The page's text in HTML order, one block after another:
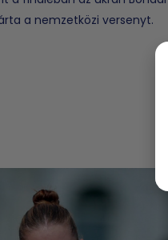
a nemzetközi versenyt.